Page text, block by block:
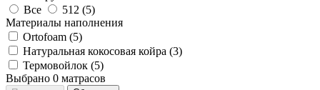
Все
512 (5)
Материалы наполнения
Ortofoam (5)
Натуральная кокосовая койра (3)
Термовойлок (5)
Выбрано 0 матрасов